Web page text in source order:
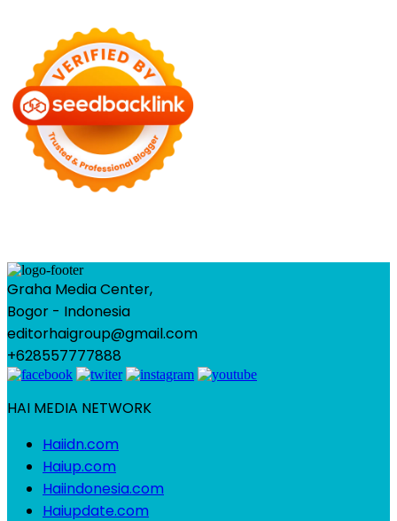
Graha Media Center,
Bogor - Indonesia
editorhaigroup@gmail.com
+628557777888
HAI MEDIA NETWORK
Haiidn.com
Haiup.com
Haiindonesia.com
Haiupdate.com